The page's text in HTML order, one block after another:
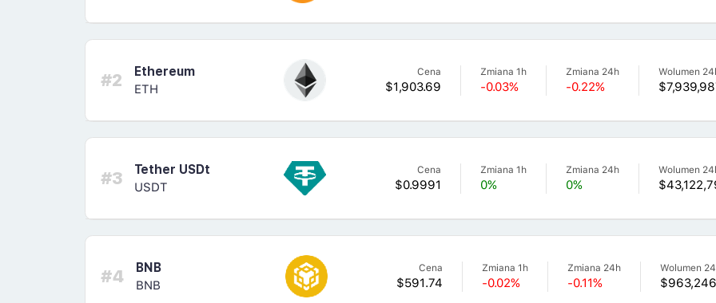
#2
Ethereum
ETH
Cena
$1,903.69
Zmiana 1h
-0.03%
Zmiana 24h
-0.22%
Wolumen
#3
Tether USDt
USDT
Cena
$0.9991
Zmiana 1h
0%
Zmiana 24h
0%
Wolumen
#4
BNB
BNB
Cena
$591.74
Zmiana 1h
-0.02%
Zmiana 24h
-0.11%
Wolumen